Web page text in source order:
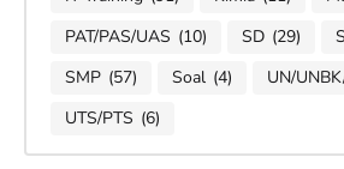
PAT/PAS/UAS (10) SD (29)
SMP (57) Soal (4) UN/
UTS/PTS (6)